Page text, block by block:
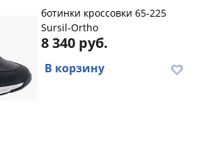
ботинки кроссовки 65-225
Sursil-Ortho
8 340 руб.
В корзину